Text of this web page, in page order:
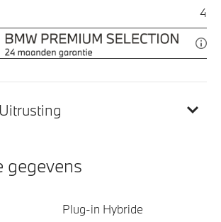
4
gegevens
Plug-in Hybride